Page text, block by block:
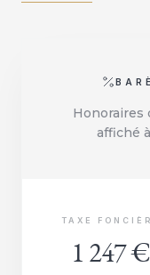
Honoraires
affiché
TAXE
1 247 €